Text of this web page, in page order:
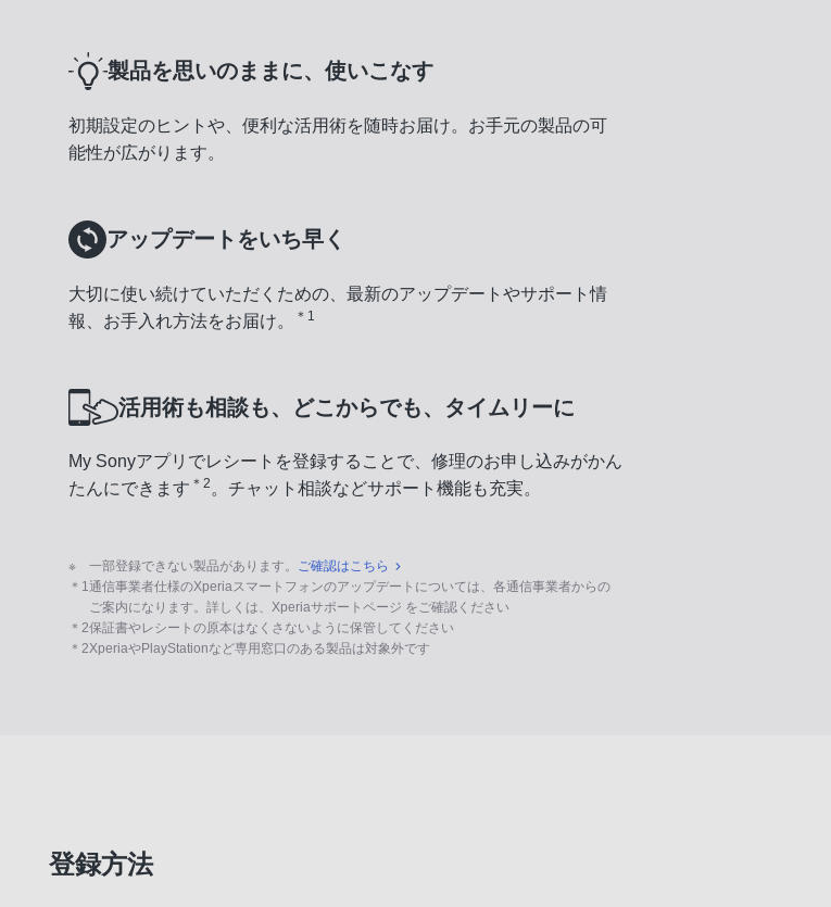
製品を思いのままに、使いこなす
初期設定のヒントや、便利な活用術を随時お届け。お手元の製品の可
能性が広がります。
アップデートをいち早く
大切に使い続けていただくための、最新のアップデートやサポート情
報、お手入れ方法をお届け。
＊1
活用術も相談も、どこからでも、 タイムリーに
My Sonyアプリでレシートを登録することで、修理のお申し込みがかん
たんにできます ＊2 。チャット相談などサポート機能も充実。
※ 一部登録できない製品があります。 ご確認はこちら
＊1通信事業者仕様のXperiaスマートフォンのアップデートについては、各通信事業者からの
ご案内になります。詳しくは、Xperiaサポートページ をご確認ください
＊2保証書やレシートの原本はなくさないように保管してください
＊2XperiaやPlayStationなど専用窓口のある製品は対象外です
登録方法